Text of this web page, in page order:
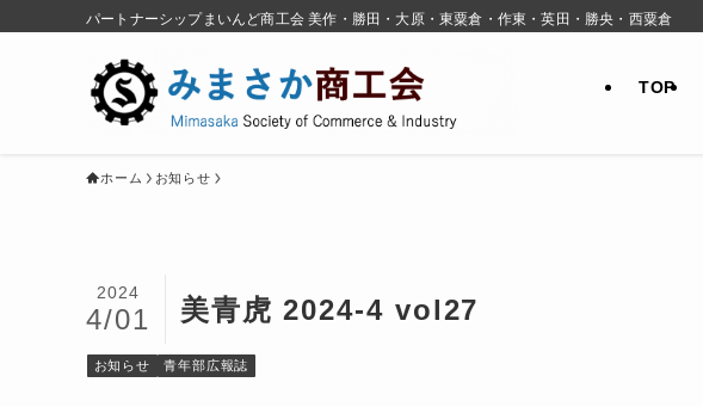
パートナーシップまいんど商工会 美作・勝田・大原・東粟倉・作東・英田・勝央・西粟倉
TOP
ホーム お知らせ
美青虎 2024-4 vol27
2024
4/01
お知らせ 青年部広報誌